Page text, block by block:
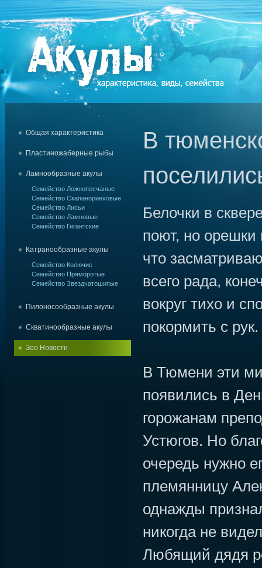
Общая характеристика
Пластиножаберные рыбы
Ламнообразные акулы
Семейство Ложнопесчаные
Семейство Скапаноринховые
Семейство Лисьи
Семейство Ламновые
Семейство Гигантские
Катранообразные акулы
Семейство Колючие
Семейство Пряморотые
Семейство Звездчатошипые
Пилоносообразные акулы
Скватинообразные акулы
Зоо Новости
В
Белочки в
поют, но орешки
что
всего рада,
вокруг тихо и
покормить с рук.
В Тюмени эти
появились в
горожанам
Устюгов. Но
очередь нужно
племянницу
однажды
никогда не
Любящий дядя